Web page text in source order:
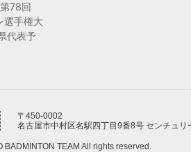
第78回
選手権大
代表予
〒450-0002
名古屋市中村区名駅四丁目9番8号 センチュリ
TEAM All rights reserved.